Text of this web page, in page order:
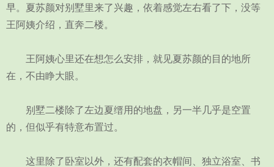
早。夏苏颜对别墅里来了兴趣，依着感觉左右看了下，没等
王阿姨介绍，直奔二楼。
王阿姨心里还在想怎么安排，就见夏苏颜的目的地所
在，不由睁大眼。
别墅二楼除了左边夏缙用的地盘，另一半几乎是空置
的，但似乎有特意布置过。
这里除了卧室以外，还有配套的衣帽间、独立浴室、书